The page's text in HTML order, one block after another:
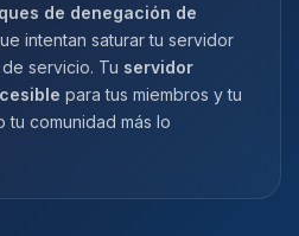
de denegación de
intentan saturar tu servidor
servicio. Tu servidor
para tus miembros y tu
tu comunidad más lo